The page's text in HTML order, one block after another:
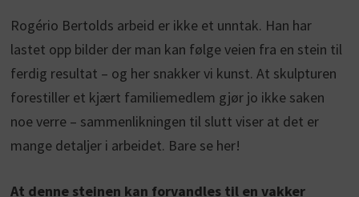
Rogério Bertolds arbeid er ikke et unntak. Han har
lastet opp bilder der man kan følge veien fra en stein til
ferdig resultat – og her snakker vi kunst. At skulpturen
forestiller et kjært familiemedlem gjør jo ikke saken
noe verre – sammenlikningen til slutt viser at det er
mange detaljer i arbeidet. Bare se her!
At denne steinen kan forvandles til en vakker